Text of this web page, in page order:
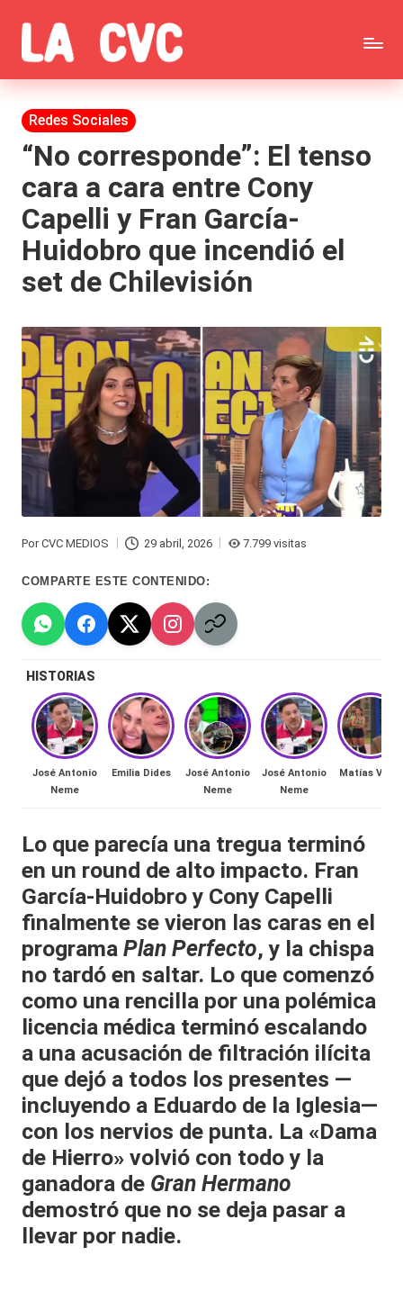
Saltar
al
contenido
C
o
p
u
c
h
a
s
y
F
ar
á
n
d
ul
a
C
hi
le
n
a
🔥
R
al
it
y
s,
T
V
y
R
e
d
e
s
|
L
Todas
las
noticias
de
la
farándula,
Realitys,
Brava,
Gran
Hermano
-
Tendencias
-
Exclusivas
-
Tv
y
redes
lacvc.com
Publicada
en
Redes Sociales
“No corresponde”: El tenso
cara a cara entre Cony
Capelli y Fran García-
Huidobro que incendió el
set de Chilevisión
PorCVC MEDIOS 29 abril, 2026 7.799 visitas
COMPARTE ESTE CONTENIDO:
HISTORIAS
José Antonio
Neme
Emilia Dides
José Antonio
Neme
José Antonio
Neme
Matías Vega
Lo que parecía una tregua terminó
en un round de alto impacto. Fran
García-Huidobroy Cony Capelli
finalmente se vieron las caras en el
programa Plan Perfecto, y la chispa
no tardó en saltar. Lo que comenzó
como una rencilla por una polémica
licencia médica terminó escalando
a una acusación de filtración ilícita
que dejó a todos los presentes —
incluyendo a Eduardo de la Iglesia—
con los nervios de punta. La «Dama
de Hierro» volvió con todo y la
ganadora de Gran Hermano
demostró que no se deja pasar a
llevar por nadie.